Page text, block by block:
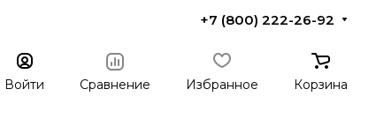
+7 (800) 222-26-92
Войти Сравнение Избранное Корзина